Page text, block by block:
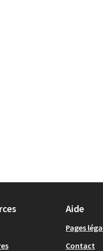
Peinture/Bricolage
Aide
Pages
Contact